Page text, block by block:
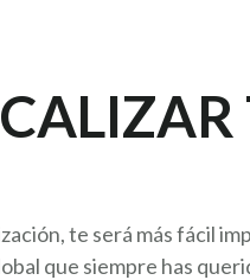
te será más fácil
que siempre has